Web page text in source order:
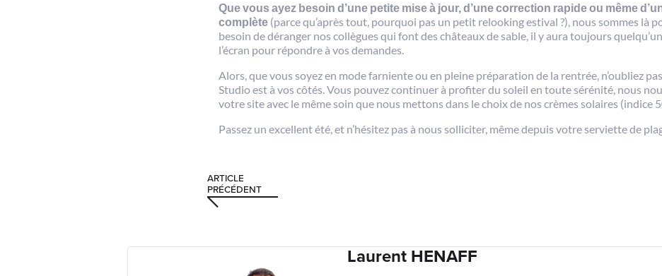
Que vous ayez besoin d’une petite mise à jour, d’une correction rapide ou même
complète (parce qu’après tout, pourquoi pas un petit relooking estival ?), nous sommes là
besoin de déranger nos collègues qui font des châteaux de sable, il y aura toujours
l’écran pour répondre à vos demandes.
Alors, que vous soyez en mode farniente ou en pleine préparation de la rentrée, n’oubliez
Studio est à vos côtés. Vous pouvez continuer à profiter du soleil en toute sérénité, nous
votre site avec le même soin que nous mettons dans le choix de nos crèmes solaires (indice
Passez un excellent été, et n’hésitez pas à nous solliciter, même depuis votre serviette de
ARTICLE
PRÉCÉDENT
Laurent HENAFF